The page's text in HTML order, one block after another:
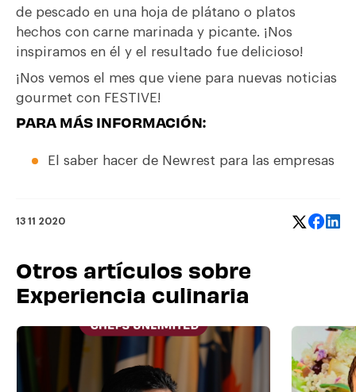
de pescado en una hoja de plátano o platos
hechos con carne marinada y picante. ¡Nos
inspiramos en él y el resultado fue delicioso!
¡Nos vemos el mes que viene para nuevas noticias
gourmet con FESTIVE!
PARA MÁS INFORMACIÓN:
El saber hacer de Newrest para las empresas
13 11 2020
Otros artículos sobre
Experiencia culinaria